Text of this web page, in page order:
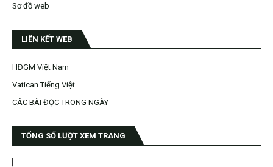
Sơ đồ web
LIÊN KẾT WEB
HĐGM Việt Nam
Vatican Tiếng Việt
CÁC BÀI ĐỌC TRONG NGÀY
TỔNG SỐ LƯỢT XEM TRANG